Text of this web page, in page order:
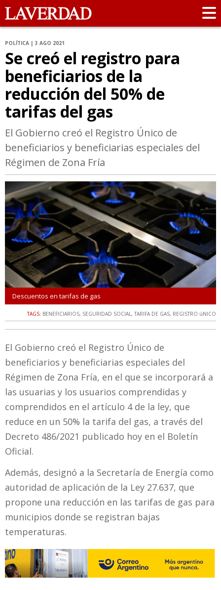
POLÍTICA | 3 AGO 2021
Se creó el registro para
beneficiarios de la
reducción del 50% de
tarifas del gas
El Gobierno creó el Registro Único de
beneficiarios y beneficiarias especiales del
Régimen de Zona Fría
Descuentos en tarifas de gas
TAGS: BENEFICIARIOS, SEGURIDAD SOCIAL, TARIFA DE GAS, REGISTRO úNICO
El Gobierno creó el Registro Único de
beneficiarios y beneficiarias especiales del
Régimen de Zona Fría, en el que se incorporará a
las usuarias y los usuarios comprendidas y
comprendidos en el artículo 4 de la ley, que
reduce en un 50% la tarifa del gas, a través del
Decreto 486/2021 publicado hoy en el Boletín
Oficial.
Además, designó a la Secretaría de Energía como
autoridad de aplicación de la Ley 27.637, que
propone una reducción en las tarifas de gas para
municipios donde se registran bajas
temperaturas.